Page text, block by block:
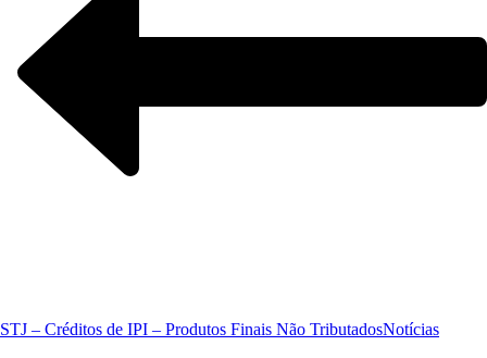
STJ – Créditos de IPI – Produtos Finais Não TributadosNotícias